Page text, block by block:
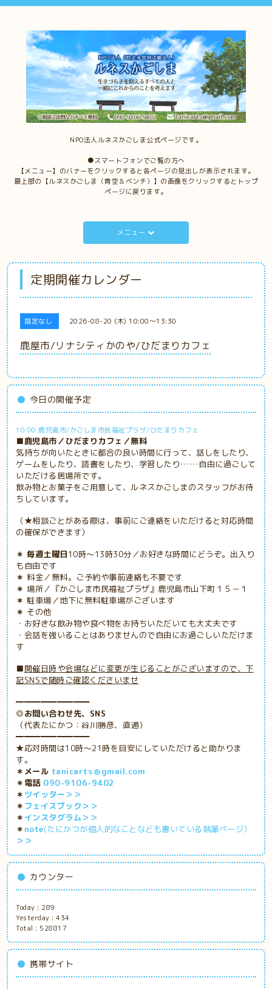
NPO法人ルネスかごしま公式ページです。
●スマートフォンでご覧の方へ
【メニュー】のバナーをクリックすると各ページの見出しが表示されます。
最上部の【ルネスかごしま（青空＆ベンチ）】の画像をクリックするとトップ
ページに戻ります。
メニュー
定期開催カレンダー
指定なし 2026-08-20 (木) 10:00～13:30
鹿屋市/リナシティかのや/ひだまりカフェ
今日の開催予定
10:00 鹿児島市/かごしま市民福祉プラザ/ひだまりカフェ
■鹿児島市／ひだまりカフェ／無料
気持ちが向いたときに都合の良い時間に行って、話しをしたり、
ゲームをしたり、読書をしたり、学習したり……自由に過ごして
いただける居場所です。
飲み物とお菓子をご用意して、ルネスかごしまのスタッフがお待
ちしています。
（★相談ごとがある際は、事前にご連絡をいただけると対応時間
の確保ができます）
＊ 毎週土曜日10時～13時30分／お好きな時間にどうぞ。出入り
も自由です
＊ 料金／無料。ご予約や事前連絡も不要です
＊ 場所／『かごしま市民福祉プラザ』鹿児島市山下町１５－１
＊ 駐車場／地下に無料駐車場がございます
＊ その他
・お好きな飲み物や食べ物をお持ちいただいても大丈夫です
・会話を強いることはありませんので自由にお過ごしいただけま
す
■開催日時や会場などに変更が生じることがございますので、下
記SNSで随時ご確認くださいませ
━━━━━━━━━
◎お問い合わせ先、SNS
（代表たにかつ：谷川勝彦、直通）
━━━━━━━━━
★応対時間は10時～21時を目安にしていただけると助かりま
す。
＊メール tanicarts＠gmail.com
＊電話 090-9106-9402
＊ ツイッター＞＞
＊ フェイスブック＞＞
＊ インスタグラム＞＞
＊ note(たにかつが個人的なことなども書いている執筆ページ）
＞＞
カウンター
Today : 289
Yesterday :434
Total : 528817
携帯サイト